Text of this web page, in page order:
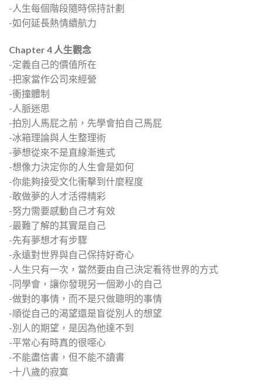
-人生每個階段隨時保持計劃
-如何延長熱情續航力
Chapter 4 人生觀念
-定義自己的價值所在
-把家當作公司來經營
-衝撞體制
-人脈迷思
-拍別人馬屁之前，先學會拍自己馬屁
-冰箱理論與人生整理術
-夢想從來不是直線漸進式
-想像力決定你的人生會是如何
-你能夠接受文化衝擊到什麼程度
-敢做夢的人才活得精彩
-努力需要感動自己才有效
-最難了解的其實是自己
-先有夢想才有步驟
-永遠對世界與自己保持好奇心
-人生只有一次，當然要由自己決定看待世界的方式
-同學會，讓你發現另一個渺小的自己
-做對的事情，而不是只做聰明的事情
-順從自己的渴望還是盲從別人的想望
-別人的期望，是因為他達不到
-平常心有時真的很噁心
-不能盡信書，但不能不讀書
-十八歲的寂寞